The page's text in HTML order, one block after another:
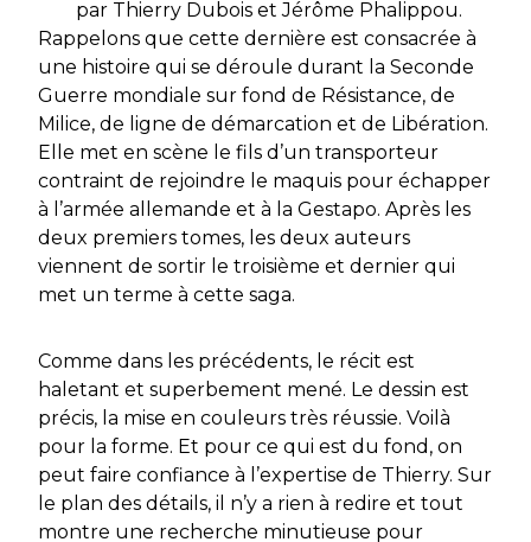
par Thierry Dubois et Jérôme Phalippou.
Rappelons que cette dernière est consacrée à
une histoire qui se déroule durant la Seconde
Guerre mondiale sur fond de Résistance, de
Milice, de ligne de démarcation et de Libération.
Elle met en scène le fils d’un transporteur
contraint de rejoindre le maquis pour échapper
à l’armée allemande et à la Gestapo. Après les
deux premiers tomes, les deux auteurs
viennent de sortir le troisième et dernier qui
met un terme à cette saga.
Comme dans les précédents, le récit est
haletant et superbement mené. Le dessin est
précis, la mise en couleurs très réussie. Voilà
pour la forme. Et pour ce qui est du fond, on
peut faire confiance à l’expertise de Thierry. Sur
le plan des détails, il n’y a rien à redire et tout
montre une recherche minutieuse pour